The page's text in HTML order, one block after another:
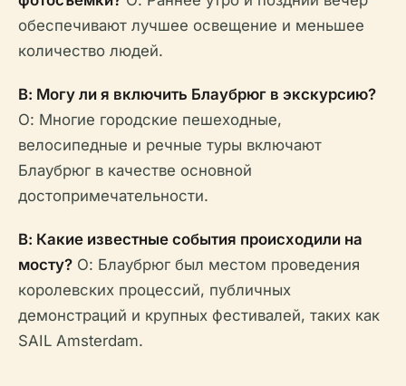
обеспечивают лучшее освещение и меньшее
количество людей.
В: Могу ли я включить Блаубрюг в экскурсию?
О: Многие городские пешеходные,
велосипедные и речные туры включают
Блаубрюг в качестве основной
достопримечательности.
В: Какие известные события происходили на
мосту? О: Блаубрюг был местом проведения
королевских процессий, публичных
демонстраций и крупных фестивалей, таких как
SAIL Amsterdam.